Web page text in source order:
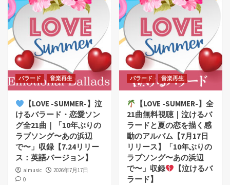
バラード 音楽再生
【LOVE -SUMMER-】泣
けるバラード・恋愛ソン
グ全21曲｜「10年ぶりの
ラブソング〜あの浜辺
で〜」収録【7.24リリー
ス：英語バージョン】
aimusic
2026年7月17日
0
バラード 音楽再生
【LOVE -SUMMER-】全
21曲無料視聴｜泣けるバ
ラードと夏の恋を描く感
動のアルバム【7月17日
リリース】「10年ぶりの
ラブソング〜あの浜辺
で〜」収録
【泣けるバ
ラード】